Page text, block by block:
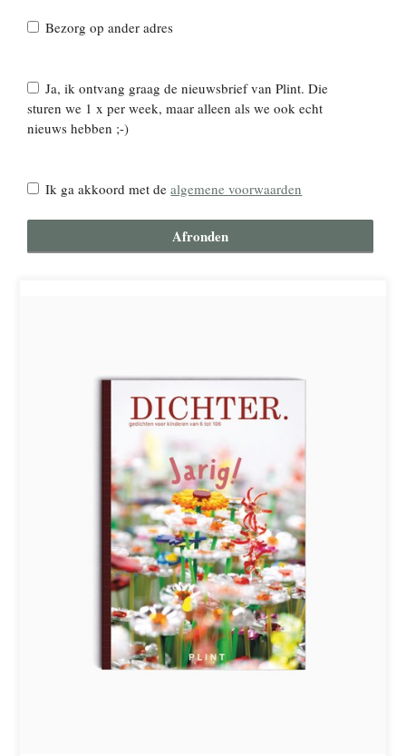
Bezorg op ander adres
Ja, ik ontvang graag de nieuwsbrief van Plint. Die
sturen we 1 x per week, maar alleen als we ook echt
nieuws hebben ;-)
Ik ga akkoord met dealgemene voorwaarden
Afronden